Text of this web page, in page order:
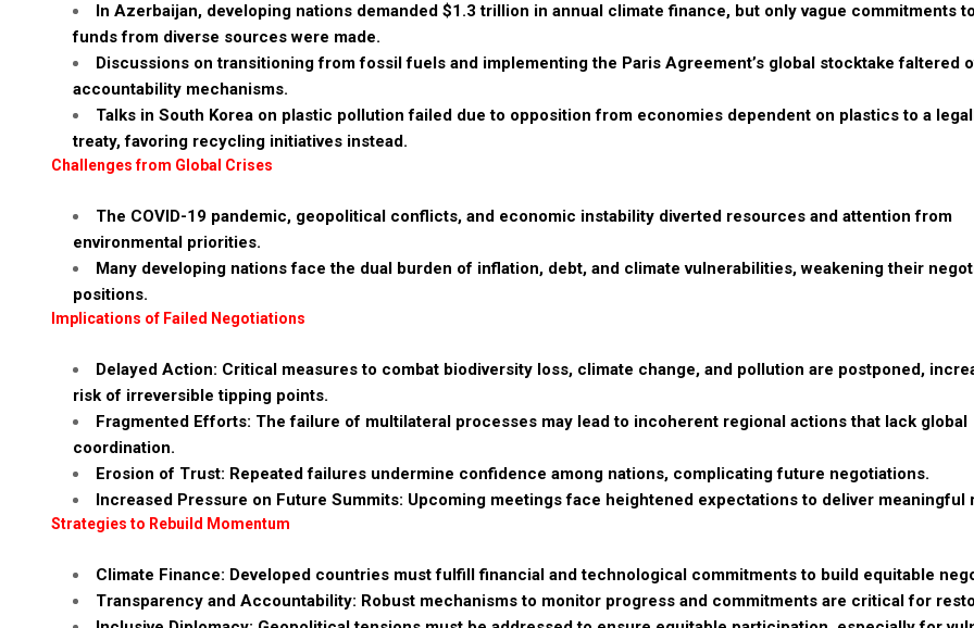
In Azerbaijan, developing nations demanded $1.3 trillion in annual climate finance, but only vague commitments
funds from diverse sources were made.
Discussions on transitioning from fossil fuels and implementing the Paris Agreement’s global stocktake faltered
accountability mechanisms.
Talks in South Korea on plastic pollution failed due to opposition from economies dependent on plastics to a
treaty, favoring recycling initiatives instead.
Challenges from Global Crises
The COVID-19 pandemic, geopolitical conflicts, and economic instability diverted resources and attention from
environmental priorities.
Many developing nations face the dual burden of inflation, debt, and climate vulnerabilities, weakening their
positions.
Implications of Failed Negotiations
Delayed Action: Critical measures to combat biodiversity loss, climate change, and pollution are postponed,
risk of irreversible tipping points.
Fragmented Efforts: The failure of multilateral processes may lead to incoherent regional actions that lack global
coordination.
Erosion of Trust: Repeated failures undermine confidence among nations, complicating future negotiations.
Increased Pressure on Future Summits: Upcoming meetings face heightened expectations to deliver meaningful
Strategies to Rebuild Momentum
Climate Finance: Developed countries must fulfill financial and technological commitments to build equitable
Transparency and Accountability: Robust mechanisms to monitor progress and commitments are critical for